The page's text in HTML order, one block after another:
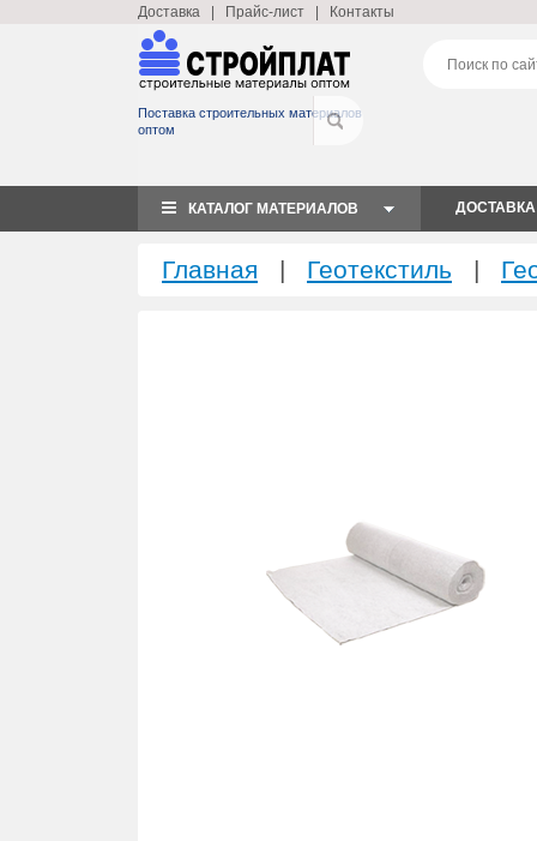
Доставка Прайс-лист Контакты
Поставка строительных материалов
оптом
КАТАЛОГ МАТЕРИАЛОВ ДОСТАВКА
Главная | Геотекстиль |